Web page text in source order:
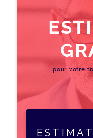
pour votre